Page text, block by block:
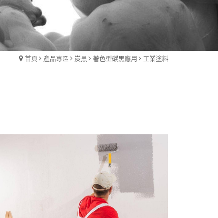
首頁 產品專區 炭黑 著色型碳黑應用 工業塗料